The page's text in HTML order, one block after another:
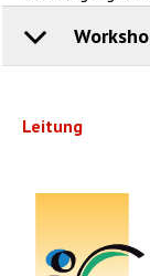
erhalten.***
Schulsozialarbeit.
Sozialarbeit (ISS)
Dabei fragt Sie
Leitung